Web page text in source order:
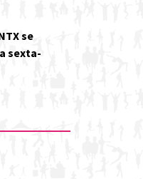
se
sexta-